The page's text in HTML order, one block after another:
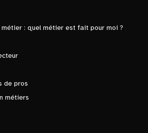
: quel métier est fait pour moi ?
de pros
métiers